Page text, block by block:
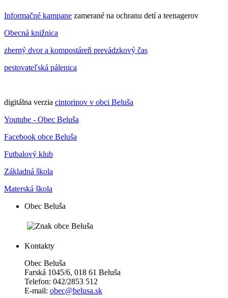
Informačné kampane zamerané na ochranu detí a teenagerov
Obecná knižnica
zberný dvor a kompostáreň prevádzkový čas
pestovateľská pálenica
digitálna verzia cintorinov v obci Beluša
Youtube - Obec Beluša
Facebook obce Beluša
Futbalový klub
Základná škola
Materská škola
Obec Beluša
Kontakty
Obec Beluša
Farská 1045/6, 018 61 Beluša
Telefon: 042/2853 512
E-mail: obec@belusa.sk